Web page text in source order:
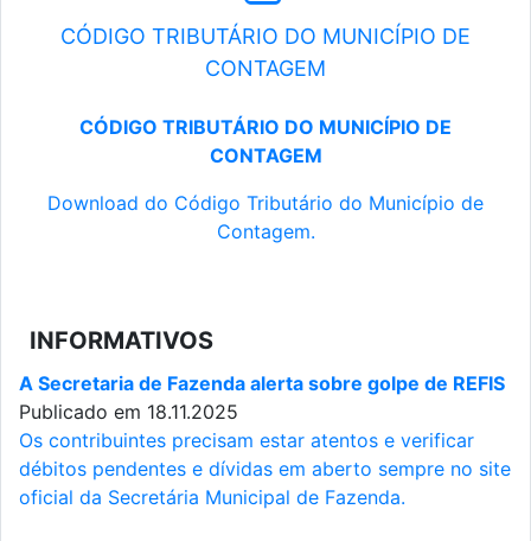
CÓDIGO TRIBUTÁRIO DO MUNICÍPIO DE
CONTAGEM
CÓDIGO TRIBUTÁRIO DO MUNICÍPIO DE
CONTAGEM
Download do Código Tributário do Município de
Contagem.
INFORMATIVOS
A Secretaria de Fazenda alerta sobre golpe de REFIS
Publicado em 18.11.2025
Os contribuintes precisam estar atentos e verificar
débitos pendentes e dívidas em aberto sempre no site
oficial da Secretária Municipal de Fazenda.